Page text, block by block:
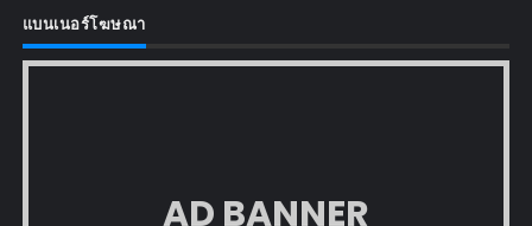
แบนเนอร์โฆษณา
AD BANNER